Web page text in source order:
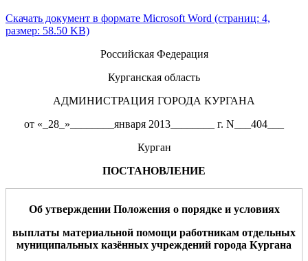
Скачать документ в формате Microsoft Word (страниц: 4,
размер: 58.50 KB)
Российская Федерация
Курганская область
АДМИНИСТРАЦИЯ ГОРОДА КУРГАНА
от «_28_»________января 2013________ г. N___404___
Курган
ПОСТАНОВЛЕНИЕ
Об утверждении Положения о порядке и условиях
выплаты материальной помощи работникам отдельных
муниципальных казённых учреждений города Кургана